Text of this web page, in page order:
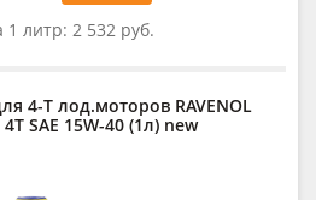
1 литр: 2 532 руб.
4-T лод.моторов RAVENOL
SAE 15W-40 (1л) new